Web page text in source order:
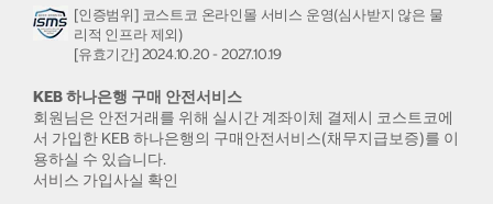
[인증범위] 코스트코 온라인몰 서비스 운영(심사받지 않은 물
리적 인프라 제외)
[유효기간] 2024.10.20 - 2027.10.19
KEB 하나은행 구매 안전서비스
회원님은 안전거래를 위해 실시간 계좌이체 결제시 코스트코에
서 가입한 KEB 하나은행의 구매안전서비스(채무지급보증)를 이
용하실 수 있습니다.
서비스 가입사실 확인